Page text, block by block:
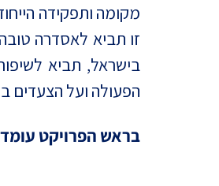
המזרח
חרבות
יחסי
מקומה ותפקידה
זו תביא לאסדרה
בישראל, תביא
הפעולה ועל הצעדים
בראש הפרויקט